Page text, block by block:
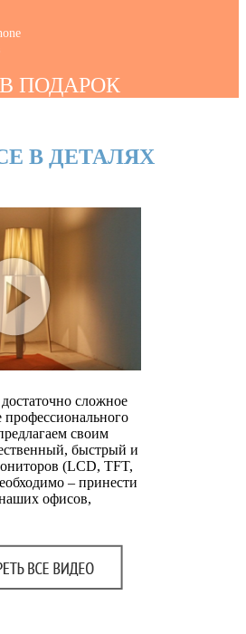
ПОДАРОК
В ДЕТАЛЯХ
сложное
профессионального
своим
быстрый и
(LCD, TFT,
– принести
офисов,